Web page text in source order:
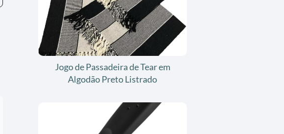
Jogo de Passadeira de Tear em
Algodão Preto Listrado